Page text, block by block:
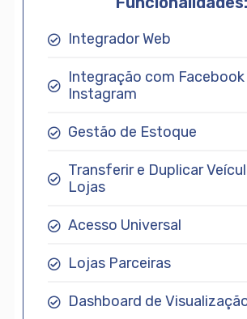
Integrador Web
Integração com Facebook
Instagram
Gestão de Estoque
Transferir e Duplicar
Lojas
Acesso Universal
Lojas Parceiras
Dashboard de